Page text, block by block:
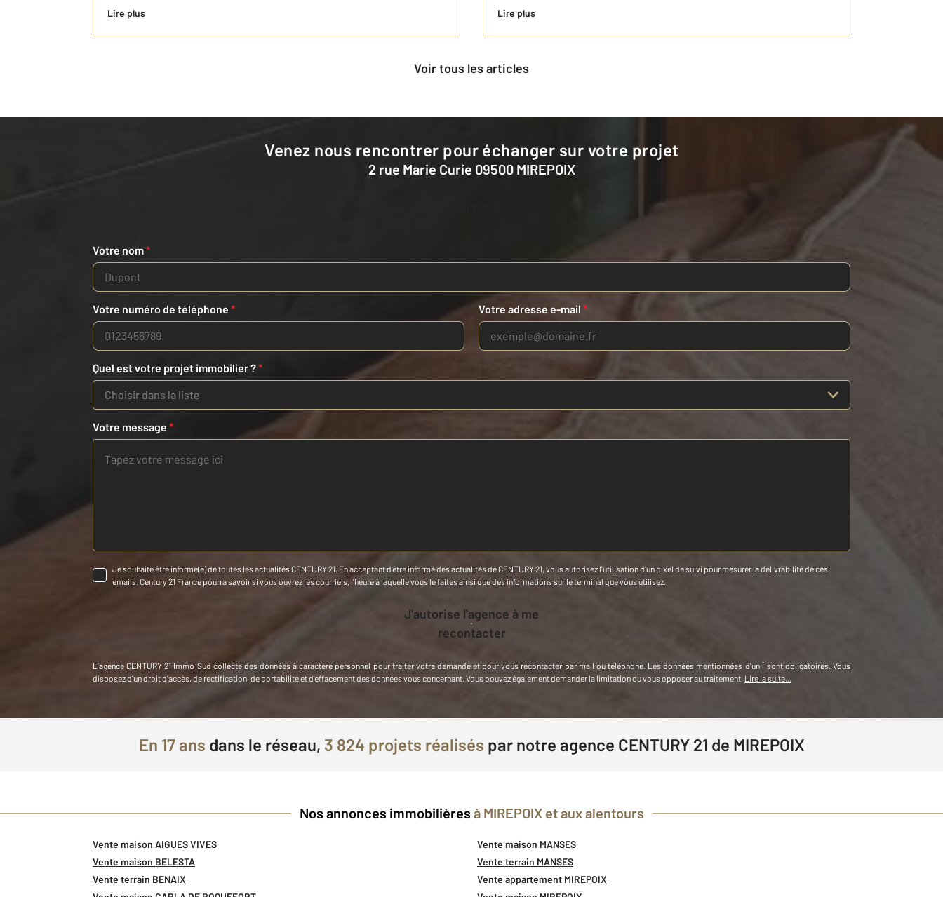
Lire plus Lire plus
Voir tous les articles
Venez nous rencontrer pour échanger sur votre projet
2 rue Marie Curie 09500 MIREPOIX
Votre nom*
Votre numéro de téléphone * Votre adresse e-mail *
Quel est votre projet immobilier ?*
Choisir dans la liste
Votre message *
Je souhaite être informé(e) de toutes les actualités CENTURY 21. En acceptant d'être informé des actualités de CENTURY 21, vous autorisez l'utilisation d'un pixel de suivi pour mesurer la délivrabilité de ces
emails. Century 21 France pourra savoir si vous ouvrez les courriels, l'heure à laquelle vous le faites ainsi que des informations sur le terminal que vous utilisez.
J'autorise l'agence à me
recontacter
L'agence CENTURY 21 Immo Sud collecte des données à caractère personnel pour traiter votre demande et pour vous recontacter par mail ou téléphone. Les données mentionnées d'un * sont obligatoires. Vous
disposez d'un droit d'accès, de rectification, de portabilité et d'effacement des données vous concernant. Vous pouvez également demander la limitation ou vous opposer au traitement. Lire la suite...
En 17 ans dans le réseau, 3 824 projets réalisés par notre agence CENTURY 21 de MIREPOIX
Nos annonces immobilières à MIREPOIX et aux alentours
Vente maison AIGUES VIVES
Vente maison BELESTA
Vente terrain BENAIX
Vente maison MANSES
Vente terrain MANSES
Vente appartement MIREPOIX